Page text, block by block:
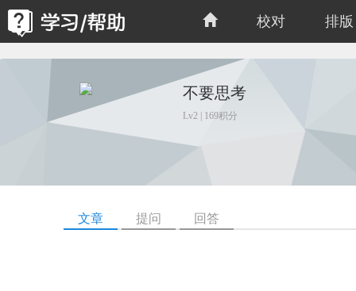
校对 排版
不要思考
Lv2 | 169积分
文章 提问 回答